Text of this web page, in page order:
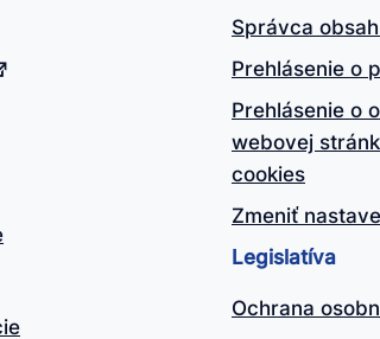
Správca
Prehlásenie o
Prehlásenie o
webovej
cookies
Zmeniť
Legislatíva
Ochrana